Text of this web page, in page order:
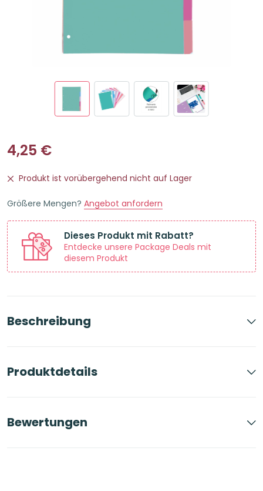
4,25 €
Produkt ist vorübergehend nicht auf Lager
Größere Mengen? Angebot anfordern
Dieses Produkt mit Rabatt?
Entdecke unsere Package Deals mit
diesem Produkt
Beschreibung
Produktdetails
Bewertungen